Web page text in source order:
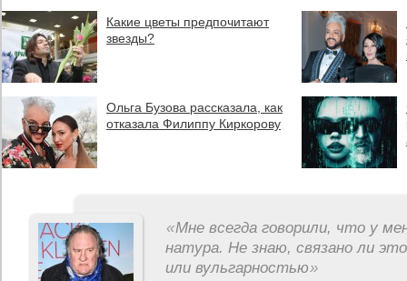
Какие цветы предпочитают
звезды?
Ольга Бузова рассказала, как
отказала Филиппу Киркорову
«Мне всегда говорили, что у
натура. Не знаю, связано ли
или вульгарностью»